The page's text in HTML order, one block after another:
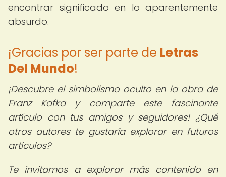
encontrar significado en lo aparentemente
absurdo.
¡Gracias por ser parte de Letras
Del Mundo!
¡Descubre el simbolismo oculto en la obra de
Franz Kafka y comparte este fascinante
artículo con tus amigos y seguidores! ¿Qué
otros autores te gustaría explorar en futuros
artículos?
Te invitamos a explorar más contenido en